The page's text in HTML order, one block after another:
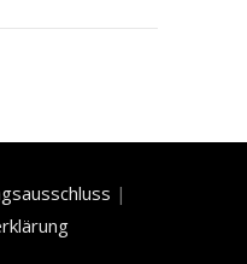
|